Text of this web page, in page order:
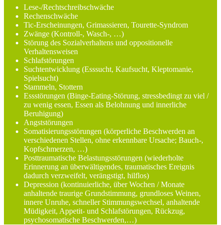
Lese-/Rechtschreibschwäche
Rechenschwäche
Tic-Erscheinungen, Grimassieren, Tourette-Syndrom
Zwänge (Kontroll-, Wasch-, …)
Störung des Sozialverhaltens und oppositionelle
Verhaltensweisen
Schlafstörungen
Suchtentwicklung (Esssucht, Kaufsucht, Kleptomanie,
Spielsucht)
Stammeln, Stottern
Essstörungen (Binge-Eating-Störung, stressbedingt zu viel /
zu wenig essen, Essen als Belohnung und innerliche
Beruhigung)
Angststörungen
Somatisierungsstörungen (körperliche Beschwerden an
verschiedenen Stellen, ohne erkennbare Ursache; Bauch-,
Kopfschmerzen, …)
Posttraumatische Belastungsstörungen (wiederholte
Erinnerung an überwältigendes, traumatisches Ereignis
dadurch verzweifelt, verängstigt, hilflos)
Depression (kontinuierliche, über Wochen / Monate
anhaltende traurige Grundstimmung, grundloses Weinen,
innere Unruhe, schneller Stimmungswechsel, anhaltende
Müdigkeit, Appetit- und Schlafstörungen, Rückzug,
psychosomatische Beschwerden,…)